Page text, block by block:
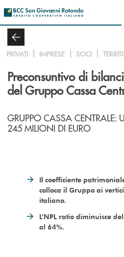
PRIVATI IMPRESE SOCI
Preconsuntivo di
del Gruppo Cassa
GRUPPO CASSA CENTRALE:
245 MILIONI DI EURO
Il coefficiente
colloca il Gruppo ai
italiano.
L’NPL ratio diminuisce
al 64%.